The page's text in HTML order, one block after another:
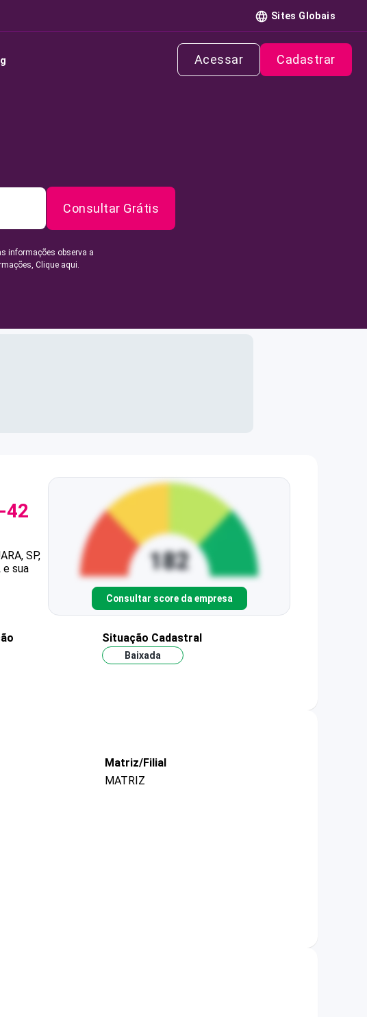
Sites Globais
Acessar Cadastrar
Consultar Grátis
informações observa a
Clique aqui.
42
SP,
e sua
Consultar score da empresa
Situação Cadastral
Baixada
Matriz/Filial
MATRIZ